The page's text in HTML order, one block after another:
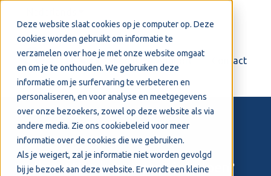
Deze website slaat cookies op je computer op. Deze
cookies worden gebruikt om informatie te
verzamelen over hoe je met onze website omgaat
en om je te onthouden. We gebruiken deze
informatie om je surfervaring te verbeteren en
personaliseren, en voor analyse en meetgegevens
over onze bezoekers, zowel op deze website als via
andere media. Zie ons cookiebeleid voor meer
informatie over de cookies die we gebruiken.
Als je weigert, zal je informatie niet worden gevolgd
bij je bezoek aan deze website. Er wordt een kleine
Support Contact
Welkom! Hoe kunnen we je helpen?